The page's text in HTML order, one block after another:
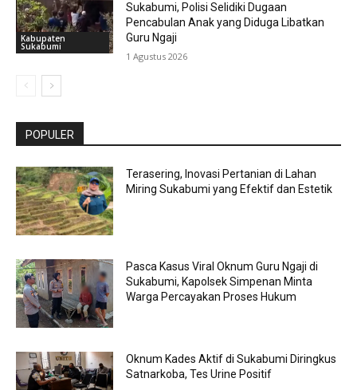
Kabupaten
Sukabumi
Sukabumi, Polisi Selidiki Dugaan
Pencabulan Anak yang Diduga Libatkan
Guru Ngaji
1 Agustus 2026
POPULER
Terasering, Inovasi Pertanian di Lahan
Miring Sukabumi yang Efektif dan Estetik
Pasca Kasus Viral Oknum Guru Ngaji di
Sukabumi, Kapolsek Simpenan Minta
Warga Percayakan Proses Hukum
Oknum Kades Aktif di Sukabumi Diringkus
Satnarkoba, Tes Urine Positif